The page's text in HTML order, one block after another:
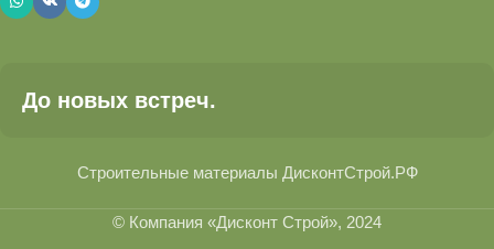
До новых встреч.
Строительные материалы ДисконтСтрой.РФ
© Компания «Дисконт Строй», 2024